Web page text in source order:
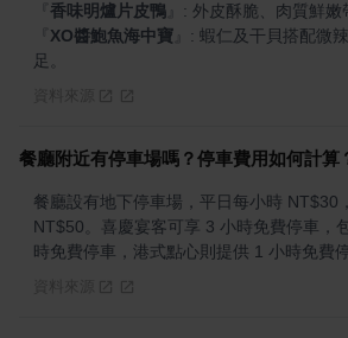
香味明爐片皮鴨
XO醬鮑魚海中寶
: 蝦仁及干貝搭配微
足。
餐廳附近有停車場嗎？停車費用如何計算
餐廳設有地下停車場，平日每小時 NT$30
NT$50。喜慶宴客可享 3 小時免費停車，
時免費停車，港式點心則提供 1 小時免費停